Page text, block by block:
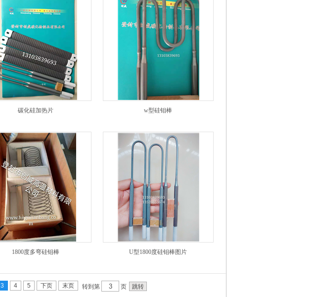
碳化硅加热片 w型硅钼棒
1800度多弯硅钼棒 U型1800度硅钼棒图片
3 4 5 下页 末页 转到第 页